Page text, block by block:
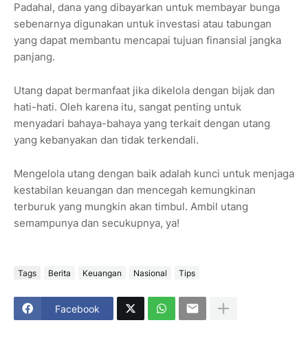
Padahal, dana yang dibayarkan untuk membayar bunga
sebenarnya digunakan untuk investasi atau tabungan
yang dapat membantu mencapai tujuan finansial jangka
panjang.
Utang dapat bermanfaat jika dikelola dengan bijak dan
hati-hati. Oleh karena itu, sangat penting untuk
menyadari bahaya-bahaya yang terkait dengan utang
yang kebanyakan dan tidak terkendali.
Mengelola utang dengan baik adalah kunci untuk menjaga
kestabilan keuangan dan mencegah kemungkinan
terburuk yang mungkin akan timbul. Ambil utang
semampunya dan secukupnya, ya!
Tags Berita Keuangan Nasional Tips
Facebook